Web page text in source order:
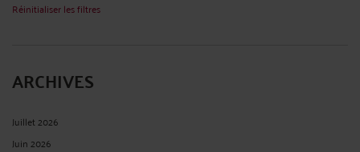
Réinitialiser les filtres
ARCHIVES
Juillet 2026
Juin 2026